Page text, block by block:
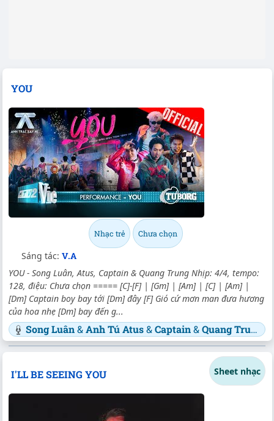
YOU
Nhạc trẻ Chưa chọn
Sáng tác: V.A
YOU - Song Luân, Atus, Captain & Quang Trung Nhịp: 4/4, tempo:
128, điệu: Chưa chọn ===== [C]-[F] | [Gm] | [Am] | [C] | [Am] |
[Dm] Captain boy bay tới [Dm] đây [F] Gió cứ mơn man đưa hương
của hoa nhẹ [Dm] bay đến g...
Song Luân&Anh Tú Atus&Captain&Quang Trung
I'LL BE SEEING YOU Sheet nhạc